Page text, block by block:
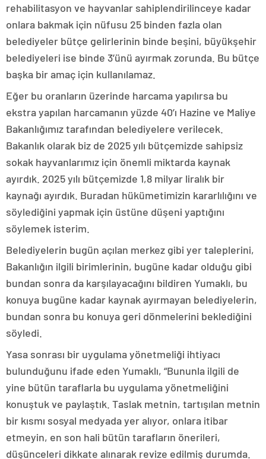
rehabilitasyon ve hayvanlar sahiplendirilinceye kadar
onlara bakmak için nüfusu 25 binden fazla olan
belediyeler bütçe gelirlerinin binde beşini, büyükşehir
belediyeleri ise binde 3’ünü ayırmak zorunda. Bu bütçe
başka bir amaç için kullanılamaz.
Eğer bu oranların üzerinde harcama yapılırsa bu
ekstra yapılan harcamanın yüzde 40’ı Hazine ve Maliye
Bakanlığımız tarafından belediyelere verilecek.
Bakanlık olarak biz de 2025 yılı bütçemizde sahipsiz
sokak hayvanlarımız için önemli miktarda kaynak
ayırdık. 2025 yılı bütçemizde 1,8 milyar liralık bir
kaynağı ayırdık. Buradan hükümetimizin kararlılığını ve
söylediğini yapmak için üstüne düşeni yaptığını
söylemek isterim.
Belediyelerin bugün açılan merkez gibi yer taleplerini,
Bakanlığın ilgili birimlerinin, bugüne kadar olduğu gibi
bundan sonra da karşılayacağını bildiren Yumaklı, bu
konuya bugüne kadar kaynak ayırmayan belediyelerin,
bundan sonra bu konuya geri dönmelerini beklediğini
söyledi.
Yasa sonrası bir uygulama yönetmeliği ihtiyacı
bulunduğunu ifade eden Yumaklı, “Bununla ilgili de
yine bütün taraflarla bu uygulama yönetmeliğini
konuştuk ve paylaştık. Taslak metnin, tartışılan metnin
bir kısmı sosyal medyada yer alıyor, onlara itibar
etmeyin, en son hali bütün tarafların önerileri,
düşünceleri dikkate alınarak revize edilmiş durumda.